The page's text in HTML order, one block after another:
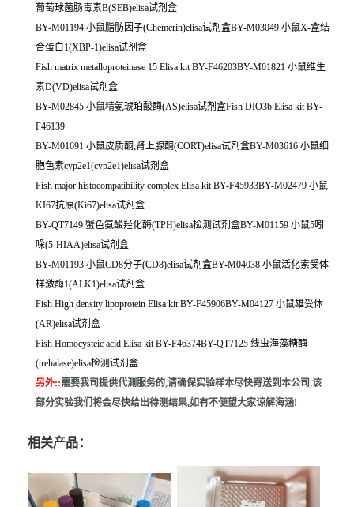
葡萄球菌肠毒素B(SEB)elisa试剂盒
BY-M01194 小鼠脂肪因子(Chemerin)elisa试剂盒BY-M03049 小鼠X-盒结
合蛋白1(XBP-1)elisa试剂盒
Fish matrix metalloproteinase 15 Elisa kit BY-F46203BY-M01821 小鼠维生
素D(VD)elisa试剂盒
BY-M02845 小鼠精氨琥珀酸酶(AS)elisa试剂盒Fish DIO3b Elisa kit BY-
F46139
BY-M01691 小鼠皮质酮;肾上腺酮(CORT)elisa试剂盒BY-M03616 小鼠细
胞色素cyp2e1(cyp2e1)elisa试剂盒
Fish major histocompatibility complex Elisa kit BY-F45933BY-M02479 小鼠
KI67抗原(Ki67)elisa试剂盒
BY-QT7149 蟹色氨酸羟化酶(TPH)elisa检测试剂盒BY-M01159 小鼠5吲
哚(5-HIAA)elisa试剂盒
BY-M01193 小鼠CD8分子(CD8)elisa试剂盒BY-M04038 小鼠活化素受体
样激酶1(ALK1)elisa试剂盒
Fish High density lipoprotein Elisa kit BY-F45906BY-M04127 小鼠雄受体
(AR)elisa试剂盒
Fish Homocysteic acid Elisa kit BY-F46374BY-QT7125 线虫海藻糖酶
(trehalase)elisa检测试剂盒
另外::需要我司提供代测服务的,请确保实验样本尽快寄送到本公司,该
部分实验我们将会尽快给出待测结果,如有不便望大家谅解海涵!
相关产品：